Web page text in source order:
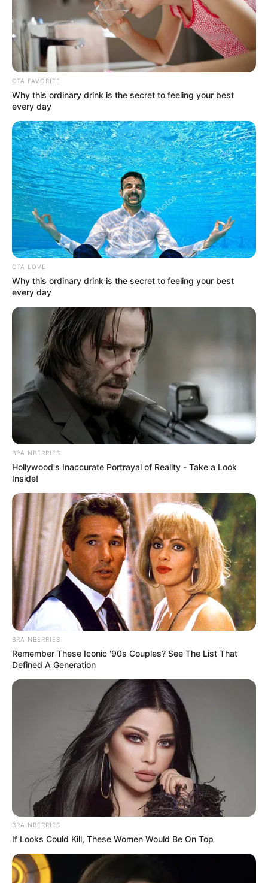
CTA FAVORITE
Why this ordinary drink is the secret to feeling your best
every day
CTA LOVE
Why this ordinary drink is the secret to feeling your best
every day
BRAINBERRIES
Hollywood's Inaccurate Portrayal of Reality - Take a Look
Inside!
BRAINBERRIES
Remember These Iconic '90s Couples? See The List That
Defined A Generation
BRAINBERRIES
If Looks Could Kill, These Women Would Be On Top